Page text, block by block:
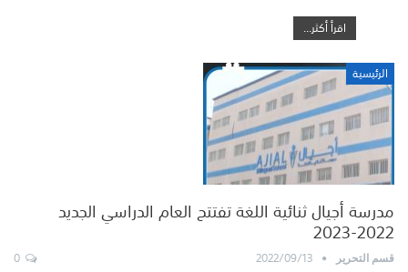
اقرأ أكثر...
الرئيسية
مدرسة أجيال ثنائية اللغة تفتتح العام الدراسي الجديد
2022-2023
قسم التحرير 2022/09/13